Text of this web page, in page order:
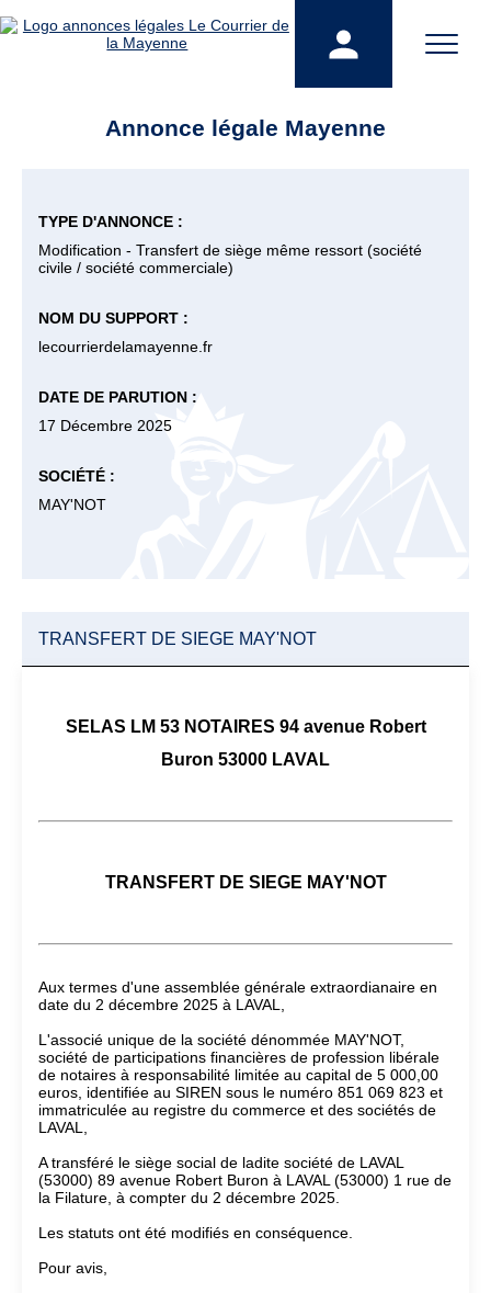
Annonce légale Mayenne
TYPE D'ANNONCE :
Modification - Transfert de siège même ressort (société
civile / société commerciale)
NOM DU SUPPORT :
lecourrierdelamayenne.fr
DATE DE PARUTION :
17 Décembre 2025
SOCIÉTÉ :
MAY'NOT
TRANSFERT DE SIEGE MAY'NOT
SELAS LM 53 NOTAIRES 94 avenue Robert
Buron 53000 LAVAL
TRANSFERT DE SIEGE MAY'NOT
Aux termes d'une assemblée générale extraordianaire en
date du 2 décembre 2025 à LAVAL,
L'associé unique de la société dénommée MAY'NOT,
société de participations financières de profession libérale
de notaires à responsabilité limitée au capital de 5 000,00
euros, identifiée au SIREN sous le numéro 851 069 823 et
immatriculée au registre du commerce et des sociétés de
LAVAL,
A transféré le siège social de ladite société de LAVAL
(53000) 89 avenue Robert Buron à LAVAL (53000) 1 rue de
la Filature, à compter du 2 décembre 2025.
Les statuts ont été modifiés en conséquence.
Pour avis,